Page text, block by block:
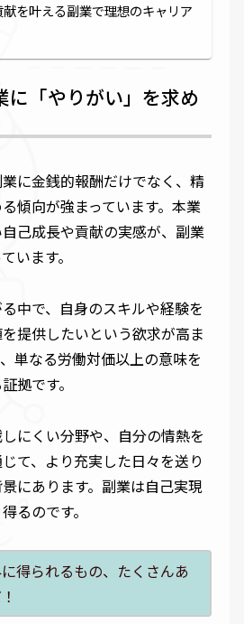
を叶える副業で理想のキャリア
に「やりがい」を求め
に金銭的報酬だけでなく、精
傾向が強まっています。本業
己成長や貢献の実感が、副業
います。
中で、自身のスキルや経験を
提供したいという欲求が高ま
単なる労働対価以上の意味を
拠です。
にくい分野や、自分の情熱を
て、より充実した日々を送り
にあります。副業は自己実現
るのです。
得られるもの、たくさんあ